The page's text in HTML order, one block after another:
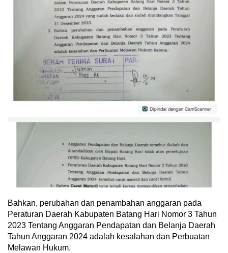
Bahkan, perubahan dan penambahan anggaran pada
Peraturan Daerah Kabupaten Batang Hari Nomor 3 Tahun
2023 Tentang Anggaran Pendapatan dan Belanja Daerah
Tahun Anggaran 2024 adalah kesalahan dan Perbuatan
Melawan Hukum.